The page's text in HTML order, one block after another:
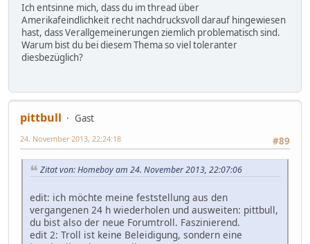
Ich entsinne mich, dass du im thread über
Amerikafeindlichkeit recht nachdrucksvoll darauf hingewiesen
hast, dass Verallgemeinerungen ziemlich problematisch sind.
Warum bist du bei diesem Thema so viel toleranter
diesbezüglich?
pittbull
Gast
#89
24. November 2013, 22:24:18
Zitat von: Homeboy am 24. November 2013, 22:07:06
edit: ich möchte meine feststellung aus den
vergangenen 24 h wiederholen und ausweiten: pittbull,
du bist also der neue Forumtroll. Faszinierend.
edit 2: Troll ist keine Beleidigung, sondern eine